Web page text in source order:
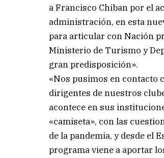
a Francisco Chiban por el
administración, en esta
para articular con Nación
Ministerio de Turismo y
gran predisposición».
«Nos pusimos en contacto
dirigentes de nuestros
acontece en sus
«camiseta», con las
de la pandemia, y desde el
programa viene a aportar